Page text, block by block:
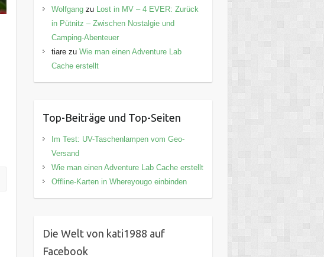
Wolfgangzu
Lost in MV – 4 EVER: Zurück
in Pütnitz – Zwischen Nostalgie und
Camping-Abenteuer
tiarezu Wie man einen Adventure Lab
Cache erstellt
Top-Beiträge und Top-Seiten
Im Test: UV-Taschenlampen vom Geo-
Versand
Wie man einen Adventure Lab Cache erstellt
Offline-Karten in Whereyougo einbinden
Die Welt von kati1988 auf
Facebook